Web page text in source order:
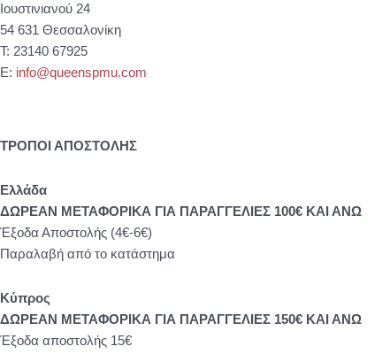
Ιουστινιανού 24
54 631 Θεσσαλονίκη
Τ: 23140 67925
Ε: info@queenspmu.com
ΤΡΟΠΟΙ ΑΠΟΣΤΟΛΗΣ
Eλλάδα
ΔΩΡΕΑΝ ΜΕΤΑΦΟΡΙΚΑ ΓΙΑ ΠΑΡΑΓΓΕΛΙΕΣ 100€ ΚΑΙ ΑΝΩ
Έξοδα Αποστολής (4€-6€)
Παραλαβή από το κατάστημα
Κύπρος
ΔΩΡΕΑΝ ΜΕΤΑΦΟΡΙΚΑ ΓΙΑ ΠΑΡΑΓΓΕΛΙΕΣ 150€ ΚΑΙ ΑΝΩ
Έξοδα αποστολής 15€